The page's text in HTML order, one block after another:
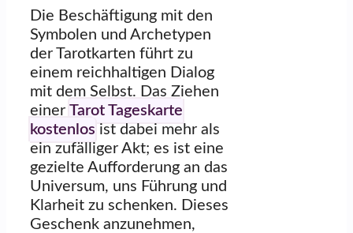
Die Beschäftigung mit den
Symbolen und Archetypen
der Tarotkarten führt zu
einem reichhaltigen Dialog
mit dem Selbst. Das Ziehen
einer Tarot Tageskarte
kostenlos ist dabei mehr als
ein zufälliger Akt; es ist eine
gezielte Aufforderung an das
Universum, uns Führung und
Klarheit zu schenken. Dieses
Geschenk anzunehmen,